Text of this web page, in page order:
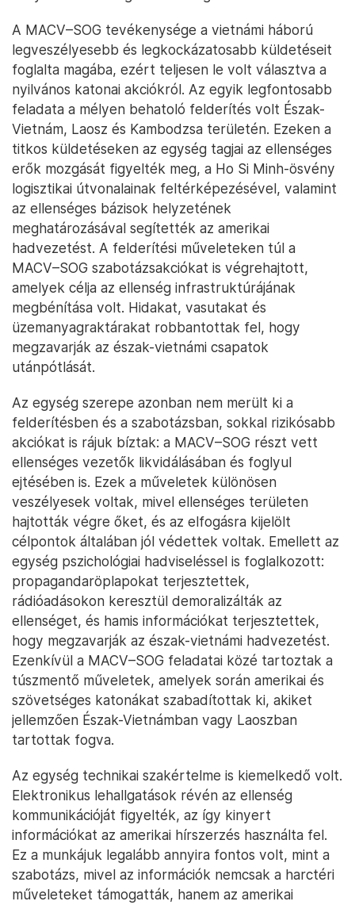
A MACV–SOG tevékenysége a vietnámi háború
legveszélyesebb és legkockázatosabb küldetéseit
foglalta magába, ezért teljesen le volt választva a
nyilvános katonai akciókról. Az egyik legfontosabb
feladata a mélyen behatoló felderítés volt Észak-
Vietnám, Laosz és Kambodzsa területén. Ezeken a
titkos küldetéseken az egység tagjai az ellenséges
erők mozgását figyelték meg, a Ho Si Minh-ösvény
logisztikai útvonalainak feltérképezésével, valamint
az ellenséges bázisok helyzetének
meghatározásával segítették az amerikai
hadvezetést. A felderítési műveleteken túl a
MACV–SOG szabotázsakciókat is végrehajtott,
amelyek célja az ellenség infrastruktúrájának
megbénítása volt. Hidakat, vasutakat és
üzemanyagraktárakat robbantottak fel, hogy
megzavarják az észak-vietnámi csapatok
utánpótlását.
Az egység szerepe azonban nem merült ki a
felderítésben és a szabotázsban, sokkal rizikósabb
akciókat is rájuk bíztak: a MACV–SOG részt vett
ellenséges vezetők likvidálásában és foglyul
ejtésében is. Ezek a műveletek különösen
veszélyesek voltak, mivel ellenséges területen
hajtották végre őket, és az elfogásra kijelölt
célpontok általában jól védettek voltak. Emellett az
egység pszichológiai hadviseléssel is foglalkozott:
propagandaröplapokat terjesztettek,
rádióadásokon keresztül demoralizálták az
ellenséget, és hamis információkat terjesztettek,
hogy megzavarják az észak-vietnámi hadvezetést.
Ezenkívül a MACV–SOG feladatai közé tartoztak a
túszmentő műveletek, amelyek során amerikai és
szövetséges katonákat szabadítottak ki, akiket
jellemzően Észak-Vietnámban vagy Laoszban
tartottak fogva.
Az egység technikai szakértelme is kiemelkedő volt.
Elektronikus lehallgatások révén az ellenség
kommunikációját figyelték, az így kinyert
információkat az amerikai hírszerzés használta fel.
Ez a munkájuk legalább annyira fontos volt, mint a
szabotázs, mivel az információk nemcsak a harctéri
műveleteket támogatták, hanem az amerikai